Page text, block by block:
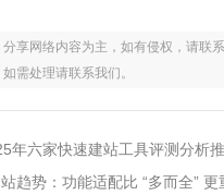
享网络内容为主，如有侵权，请
需处理请联系我们。
年六家快速建站工具评测分析
趋势：功能适配比 “多而全” 更